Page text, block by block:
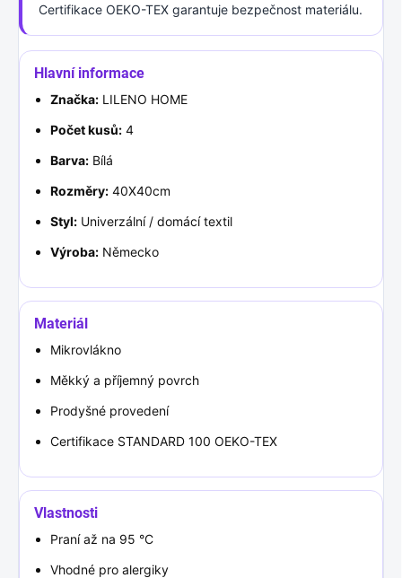
Certifikace OEKO-TEX garantuje bezpečnost materiálu.
Hlavní informace
Značka: LILENO HOME
Počet kusů: 4
Barva: Bílá
Rozměry: 40X40cm
Styl: Univerzální / domácí textil
Výroba: Německo
Materiál
Mikrovlákno
Měkký a příjemný povrch
Prodyšné provedení
Certifikace STANDARD 100 OEKO-TEX
Vlastnosti
Praní až na 95 °C
Vhodné pro alergiky